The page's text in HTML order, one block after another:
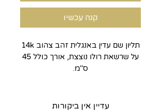
קנה עכשיו
תליון שם עדין באנגלית זהב צהוב 14k
על שרשאת רולו נוצצת, אורך כולל 45
ס"מ.
עדיין אין ביקורות